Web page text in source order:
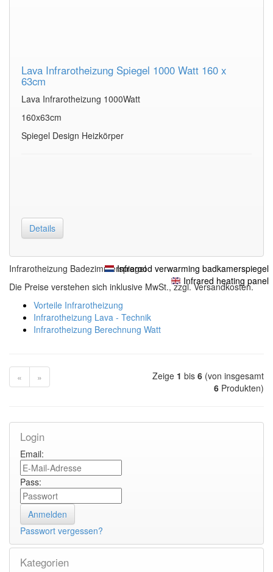
Lava Infrarotheizung Spiegel 1000 Watt 160 x
63cm
Lava Infrarotheizung 1000Watt
160x63cm
Spiegel Design Heizkörper
Details
Infrarotheizung Badezimmerspiegel
Die Preise verstehen sich inklusive MwSt., zzgl. Versandkosten.
Infrarood verwarming badkamerspiegel
Infrared heating panel
Vorteile Infrarotheizung
Infrarotheizung Lava - Technik
Infrarotheizung Berechnung Watt
« » Zeige 1 bis 6 (von insgesamt
6 Produkten)
Login
Email:
Pass:
Passwort vergessen?
Kategorien